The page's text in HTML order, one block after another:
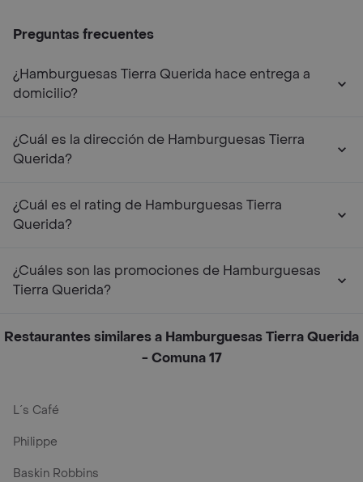
Preguntas frecuentes
¿Hamburguesas Tierra Querida hace entrega a
domicilio?
¿Cuál es la dirección de Hamburguesas Tierra
Querida?
¿Cuál es el rating de Hamburguesas Tierra
Querida?
¿Cuáles son las promociones de Hamburguesas
Tierra Querida?
Restaurantes similares a Hamburguesas Tierra Querida
- Comuna 17
L´s Café
Philippe
Baskin Robbins